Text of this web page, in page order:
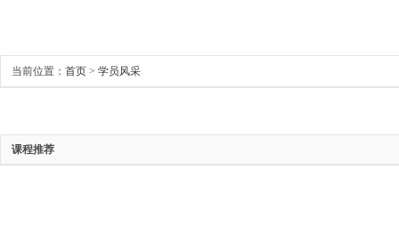
当前位置： 首页 > 学员风采
课程推荐